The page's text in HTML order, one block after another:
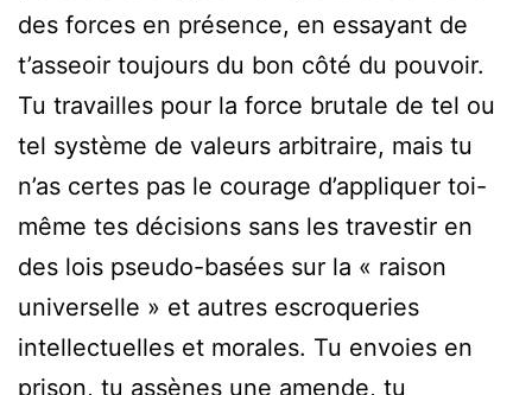
des forces en présence, en essayant de
t’asseoir toujours du bon côté du pouvoir.
Tu travailles pour la force brutale de tel ou
tel système de valeurs arbitraire, mais tu
n’as certes pas le courage d’appliquer toi-
même tes décisions sans les travestir en
des lois pseudo-basées sur la « raison
universelle » et autres escroqueries
intellectuelles et morales. Tu envoies en
prison, tu assènes une amende, tu